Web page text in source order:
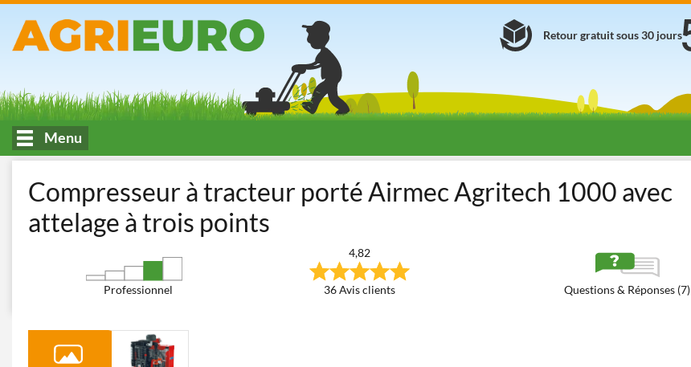
Retour gratuit sous 30 jours
Menu
Compresseur à tracteur porté Airmec Agritech 1000 avec
attelage à trois points
Professionnel
4,82
36 Avis clients Questions & Réponses (7)